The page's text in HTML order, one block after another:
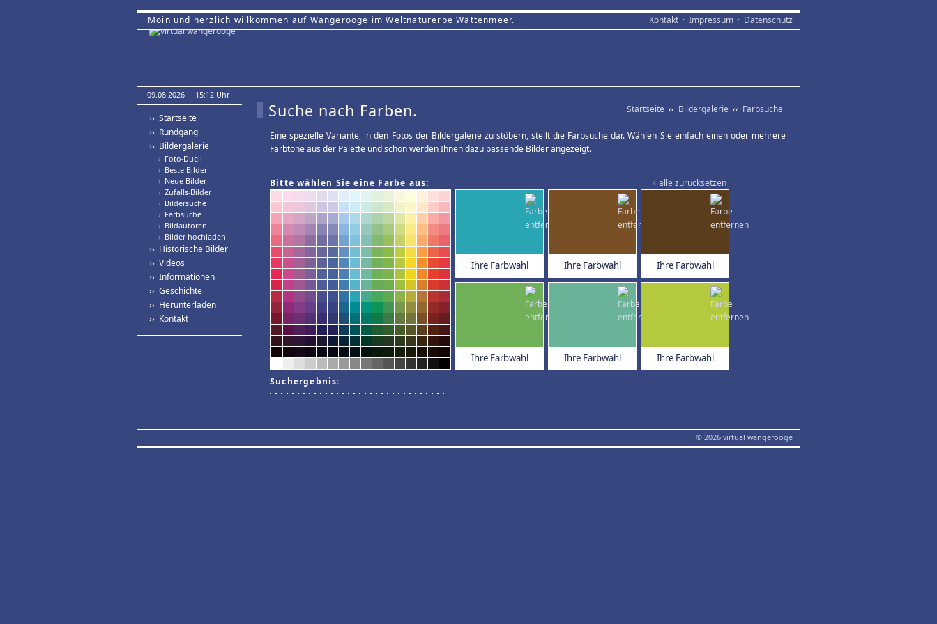
Moin und herzlich willkommen auf Wangerooge im Weltnaturerbe Wattenmeer. Kontakt · Impressum · Datenschutz
09.08.2026 · 15:12 Uhr.
›› Startseite
›› Rundgang
›› Bildergalerie
› Foto-Duell
› Beste Bilder
› Neue Bilder
› Zufalls-Bilder
› Bildersuche
› Farbsuche
› Bildautoren
› Bilder hochladen
›› Historische Bilder
›› Videos
›› Informationen
›› Geschichte
›› Herunterladen
›› Kontakt
Startseite ‹‹ Bildergalerie ‹‹ Farbsuche
Suche nach Farben.
Eine spezielle Variante, in den Fotos der Bildergalerie zu stöbern, stellt die Farbsuche dar. Wählen Sie einfach einen oder mehrere
Farbtöne aus der Palette und schon werden Ihnen dazu passende Bilder angezeigt.
× alle zurücksetzen
Bitte wählen Sie eine Farbe aus:
Ihre Farbwahl Ihre Farbwahl Ihre Farbwahl
Ihre Farbwahl Ihre Farbwahl Ihre Farbwahl
Suchergebnis:
© 2026 virtual wangerooge